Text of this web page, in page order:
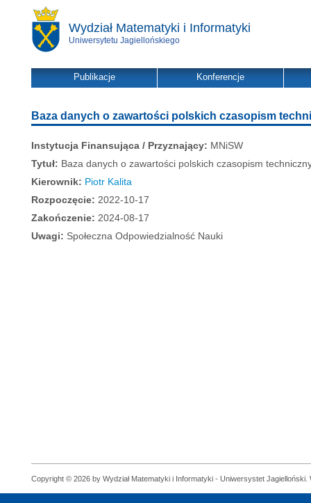
Wydział Matematyki i Informatyki
Uniwersytetu Jagiellońskiego
Publikacje Konferencje
Baza danych o zawartości polskich czasopism
Instytucja Finansująca / Przyznający: MNiSW
Tytuł: Baza danych o zawartości polskich czasopism
Kierownik: Piotr Kalita
Rozpoczęcie: 2022-10-17
Zakończenie: 2024-08-17
Uwagi: Społeczna Odpowiedzialność Nauki
Copyright © 2026 by Wydział Matematyki i Informatyki - Uniwersystet